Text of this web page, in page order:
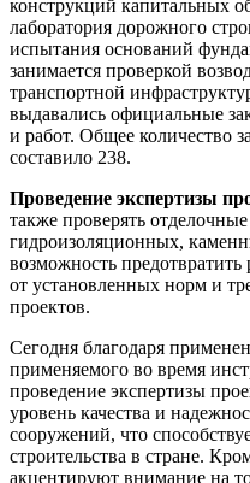
конструкций капитальных
лаборатория дорожного
испытания оснований
занимается проверкой
транспортной
выдавались официальные
и работ. Общее количество
составило 238.
Проведение экспертизы
также проверять
гидроизоляционных,
возможность
от установленных норм и
проектов.
Сегодня благодаря
применяемого во время
проведение экспертизы
уровень качества и
сооружений, что
строительства в стране.
акцентируют внимание на